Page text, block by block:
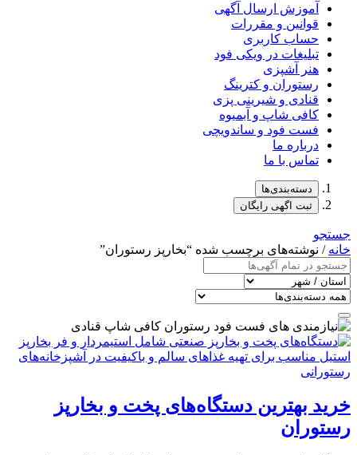
آموزش ارسال آگهی
قوانین و مقررات
حساب کاربری
تبلیغات در ویکی فود
هنر آشپزی
رستوران و کترینگ
قنادی و شیرینی پزی
کافی شاپ و آبمیوه
فست فود و ساندویچی
درباره ما
تماس با ما
دسته‌بندی‌ها
ثبت اگهی رایگان
جستجو
خانه / نوشته‌های برچسب شده “بخارپز رستوران‌”
خرید بهترین دستگاه‌های پخت و بخارپز
رستوران‌